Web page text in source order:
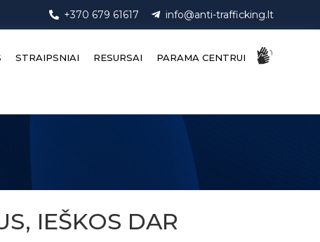
+370 679 61617 info@anti-trafficking.lt
STRAIPSNIAI RESURSAI PARAMA CENTRUI
IEŠKOS DAR